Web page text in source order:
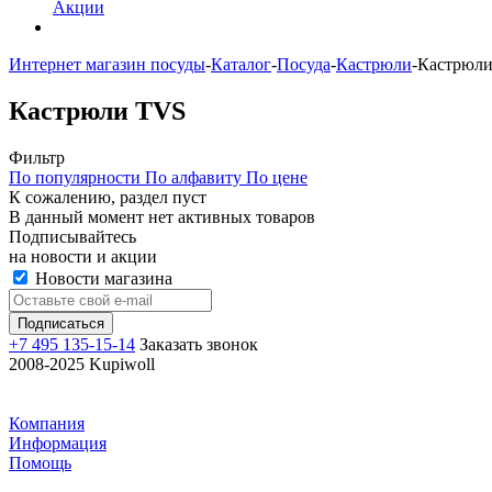
Акции
Интернет магазин посуды-Каталог-Посуда-Кастрюли-
Кастрюли TVS
Фильтр
По популярности По алфавиту По цене
К сожалению, раздел пуст
В данный момент нет активных товаров
Подписывайтесь
на новости и акции
Новости магазина
+7 495 135-15-14 Заказать звонок
2008-2025 Kupiwoll
Компания
Информация
Помощь